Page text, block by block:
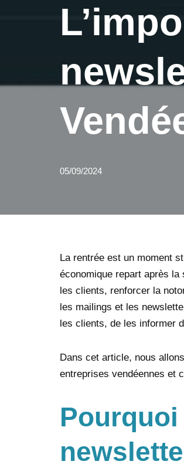
05/09/2024
La rentrée est un moment
économique repart après la
les clients, renforcer la
les mailings et les
les clients, de les informer
Dans cet article, nous
entreprises vendéennes et